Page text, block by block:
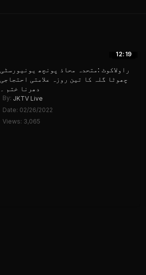
12:19
راولاکوٹ :متحدہ محاذ پونچھ یونیورسٹی
چھوٹا گلہ کا تین روزہ علامتی احتجاجی
دھرنا ختم ۔
By: JKTV Live
Date: 02/26/2022
Views: 3,065